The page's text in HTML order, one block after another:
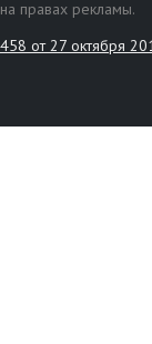
правах рекламы.
от 27 октября